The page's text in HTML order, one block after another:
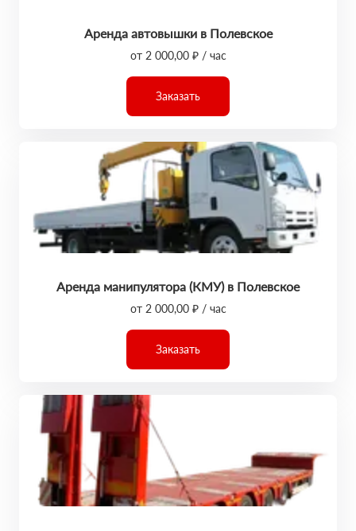
Аренда автовышки в Полевское
от 2 000,00 ₽ / час
Заказать
Аренда манипулятора (КМУ) в Полевское
от 2 000,00 ₽ / час
Заказать